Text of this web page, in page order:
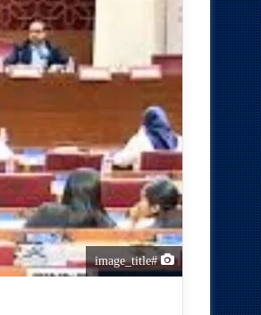
#image_title